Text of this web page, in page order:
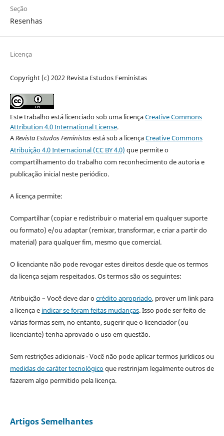
Seção
Resenhas
Licença
Copyright (c) 2022 Revista Estudos Feministas
Este trabalho está licenciado sob uma licençaCreative Commons
Attribution 4.0 International License.
ARevista Estudos Feministasestá sob a licençaCreative Commons
Atribuição 4.0 Internacional (CC BY 4.0) que permite o
compartilhamento do trabalho com reconhecimento de autoria e
publicação inicial neste periódico.
A licença permite:
Compartilhar (copiar e redistribuir o material em qualquer suporte
ou formato) e/ou adaptar (remixar, transformar, e criar a partir do
material) para qualquer fim, mesmo que comercial.
O licenciante não pode revogar estes direitos desde que os termos
da licença sejam respeitados. Os termos são os seguintes:
Atribuição – Você deve dar ocrédito apropriado, prover um link para
a licença e indicar se foram feitas mudanças. Isso pode ser feito de
várias formas sem, no entanto, sugerir que o licenciador (ou
licenciante) tenha aprovado o uso em questão.
Sem restrições adicionais - Você não pode aplicar termos jurídicos ou
medidas de caráter tecnológicoque restrinjam legalmente outros de
fazerem algo permitido pela licença.
Artigos Semelhantes